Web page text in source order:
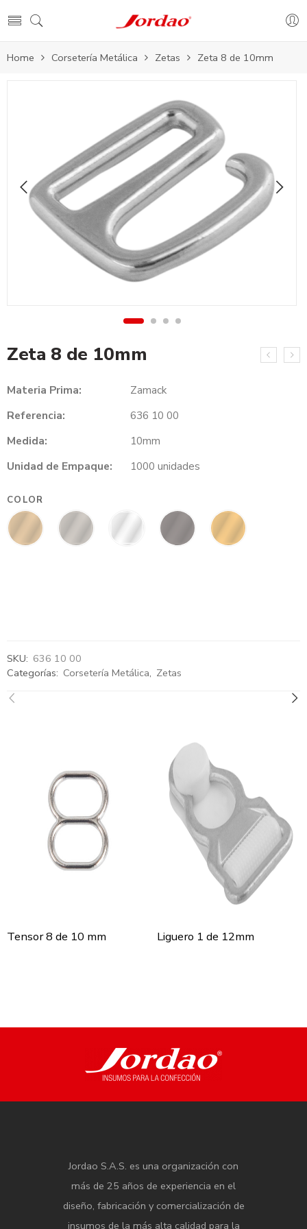
Home Corsetería Metálica Zetas Zeta 8 de 10mm
Zeta 8 de 10mm
Materia Prima:
Zamack
Referencia:
636 10 00
Medida:
10mm
Unidad de Empaque:
1000 unidades
COLOR
SKU: 636 10 00
Categorías: Corsetería Metálica, Zetas
Tensor 8 de 10 mm Liguero 1 de 12mm
Jordao S.A.S. es una organización con
más de 25 años de experiencia en el
diseño, fabricación y comercialización de
insumos de la más alta calidad para la